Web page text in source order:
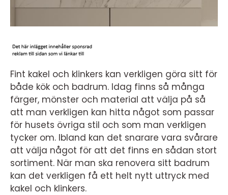
Fint kakel och klinkers kan verkligen göra sitt för
både kök och badrum. Idag finns så många
färger, mönster och material att välja på så
att man verkligen kan hitta något som passar
för husets övriga stil och som man verkligen
tycker om. Ibland kan det snarare vara svårare
att välja något för att det finns en sådan stort
sortiment. När man ska renovera sitt badrum
kan det verkligen få ett helt nytt uttryck med
kakel och klinkers.